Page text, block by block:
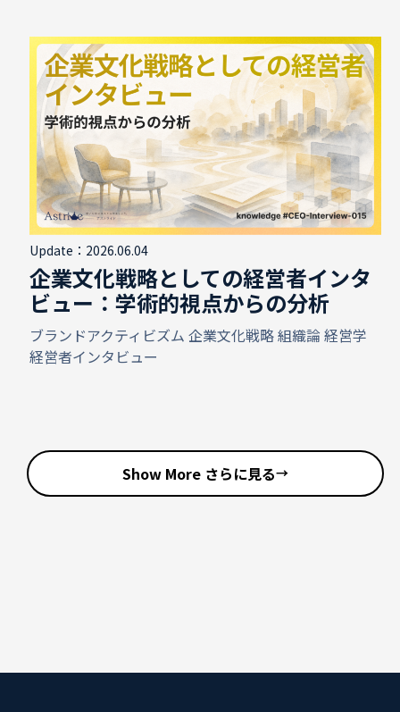
Update：2026.06.04
企業文化戦略としての経営者インタ
ビュー：学術的視点からの分析
ブランドアクティビズム 企業文化戦略組織論 経営学
経営者インタビュー
Show More さらに見る